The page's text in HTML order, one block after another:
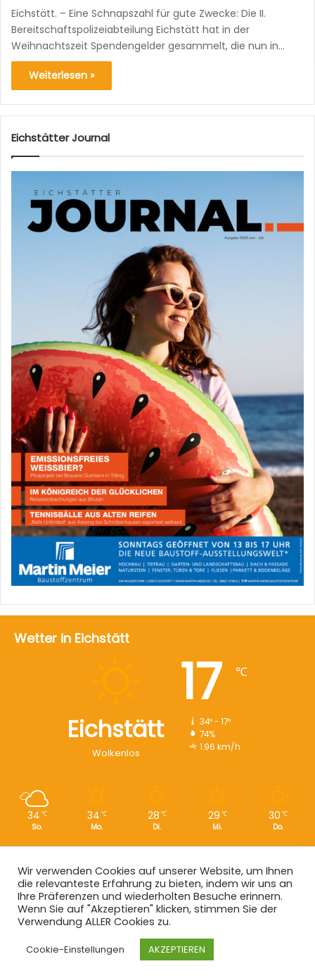
Eichstätt. – Eine Schnapszahl für gute Zwecke: Die II.
Bereitschaftspolizeiabteilung Eichstätt hat in der
Weihnachtszeit Spendengelder gesammelt, die nun in…
Weiterlesen »
Eichstätter Journal
Wetter in Eichstätt
Eichstätt
Wolkenlos
17 ℃
34º - 17º
74%
1.96 km/h
34 ℃
So.
34 ℃
Mo.
28 ℃
Di.
29 ℃
Mi.
30 ℃
Do.
Copyright © 2008 - 2026EI-Live.de| Alle Rechte vorbehalten.
Start |Datenschutz |Kontakt|Impressum
Facebook
X Instagram
Wir verwenden Cookies auf unserer Website, um Ihnen
die relevanteste Erfahrung zu bieten, indem wir uns an
Ihre Präferenzen und wiederholten Besuche erinnern.
Wenn Sie auf "Akzeptieren" klicken, stimmen Sie der
Verwendung ALLER Cookies zu.
Cookie-Einstellungen AKZEPTIEREN